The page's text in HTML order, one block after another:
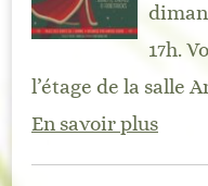
17h.
l’étage de la salle
En savoir plus